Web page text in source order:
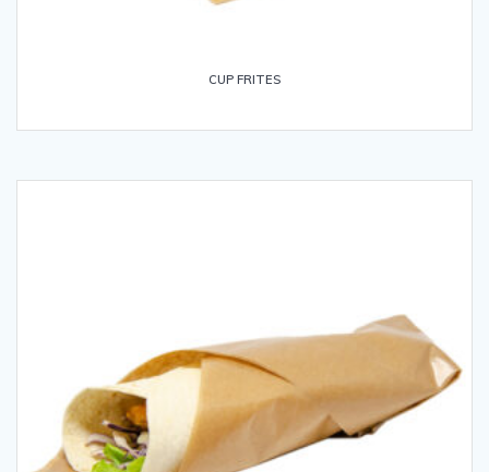
CUP FRITES